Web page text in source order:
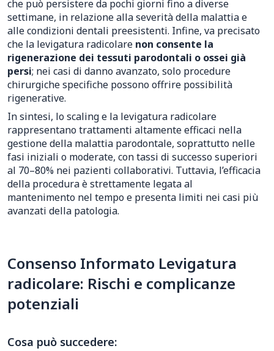
che può persistere da pochi giorni fino a diverse
settimane, in relazione alla severità della malattia e
alle condizioni dentali preesistenti. Infine, va precisato
che la levigatura radicolare non consente la
rigenerazione dei tessuti parodontali o ossei già
persi; nei casi di danno avanzato, solo procedure
chirurgiche specifiche possono offrire possibilità
rigenerative.
In sintesi, lo scaling e la levigatura radicolare
rappresentano trattamenti altamente efficaci nella
gestione della malattia parodontale, soprattutto nelle
fasi iniziali o moderate, con tassi di successo superiori
al 70–80% nei pazienti collaborativi. Tuttavia, l’efficacia
della procedura è strettamente legata al
mantenimento nel tempo e presenta limiti nei casi più
avanzati della patologia.
Consenso Informato Levigatura
radicolare: Rischi e complicanze
potenziali
Cosa può succedere: